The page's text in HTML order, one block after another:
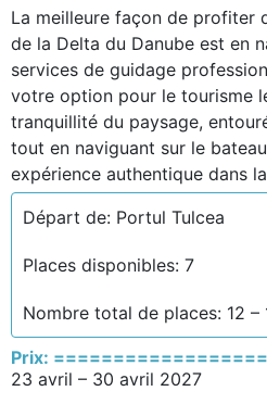
La meilleure façon de profiter
de la Delta du Danube est en
services de guidage
votre option pour le tourisme
tranquillité du paysage,
tout en naviguant sur le
expérience authentique dans
Départ de: Portul Tulcea
Places disponibles: 7
Nombre total de places: 12 –
Prix: ==================
23 avril – 30 avril 2027